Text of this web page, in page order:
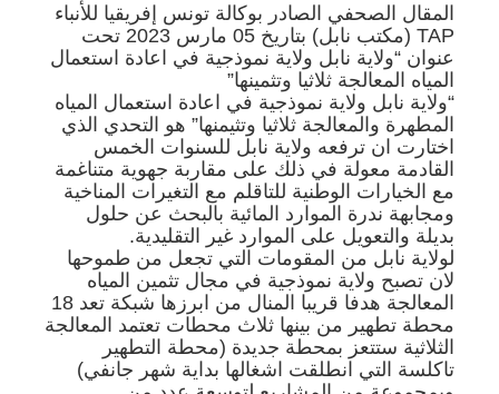
المقال الصحفي الصادر بوكالة تونس إفريقيا للأنباء
TAP (مكتب نابل) بتاريخ 05 مارس 2023 تحت
عنوان “ولاية نابل ولاية نموذجية في اعادة استعمال
المياه المعالجة ثلاثيا وتثمينها”
“ولاية نابل ولاية نموذجية في اعادة استعمال المياه
المطهرة والمعالجة ثلاثيا وتثيمنها” هو التحدي الذي
اختارت ان ترفعه ولاية نابل للسنوات الخمس
القادمة معولة في ذلك على مقاربة جهوية متناغمة
مع الخيارات الوطنية للتاقلم مع التغيرات المناخية
ومجابهة ندرة الموارد المائية بالبحث عن حلول
بديلة والتعويل على الموارد غير التقليدية.
لولاية نابل من المقومات التي تجعل من طموحها
لان تصبح ولاية نموذجية في مجال تثمين المياه
المعالجة هدفا قريبا المنال من ابرزها شبكة تعد 18
محطة تطهير من بينها ثلاث محطات تعتمد المعالجة
الثلاثية ستتعز بمحطة جديدة (محطة التطهير
تاكلسة التي انطلقت اشغالها بداية شهر جانفي)